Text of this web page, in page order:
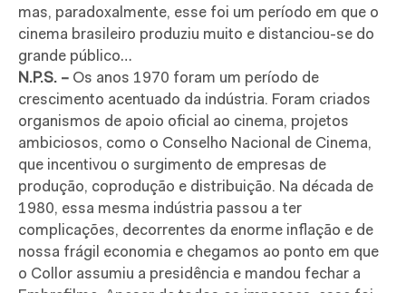
mas, paradoxalmente, esse foi um período em que o
cinema brasileiro produziu muito e distanciou-se do
grande público…
N.P.S. – Os anos 1970 foram um período de
crescimento acentuado da indústria. Foram criados
organismos de apoio oficial ao cinema, projetos
ambiciosos, como o Conselho Nacional de Cinema,
que incentivou o surgimento de empresas de
produção, coprodução e distribuição. Na década de
1980, essa mesma indústria passou a ter
complicações, decorrentes da enorme inflação e de
nossa frágil economia e chegamos ao ponto em que
o Collor assumiu a presidência e mandou fechar a